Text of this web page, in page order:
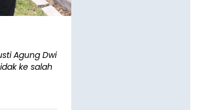
Agung Dwi
ke salah